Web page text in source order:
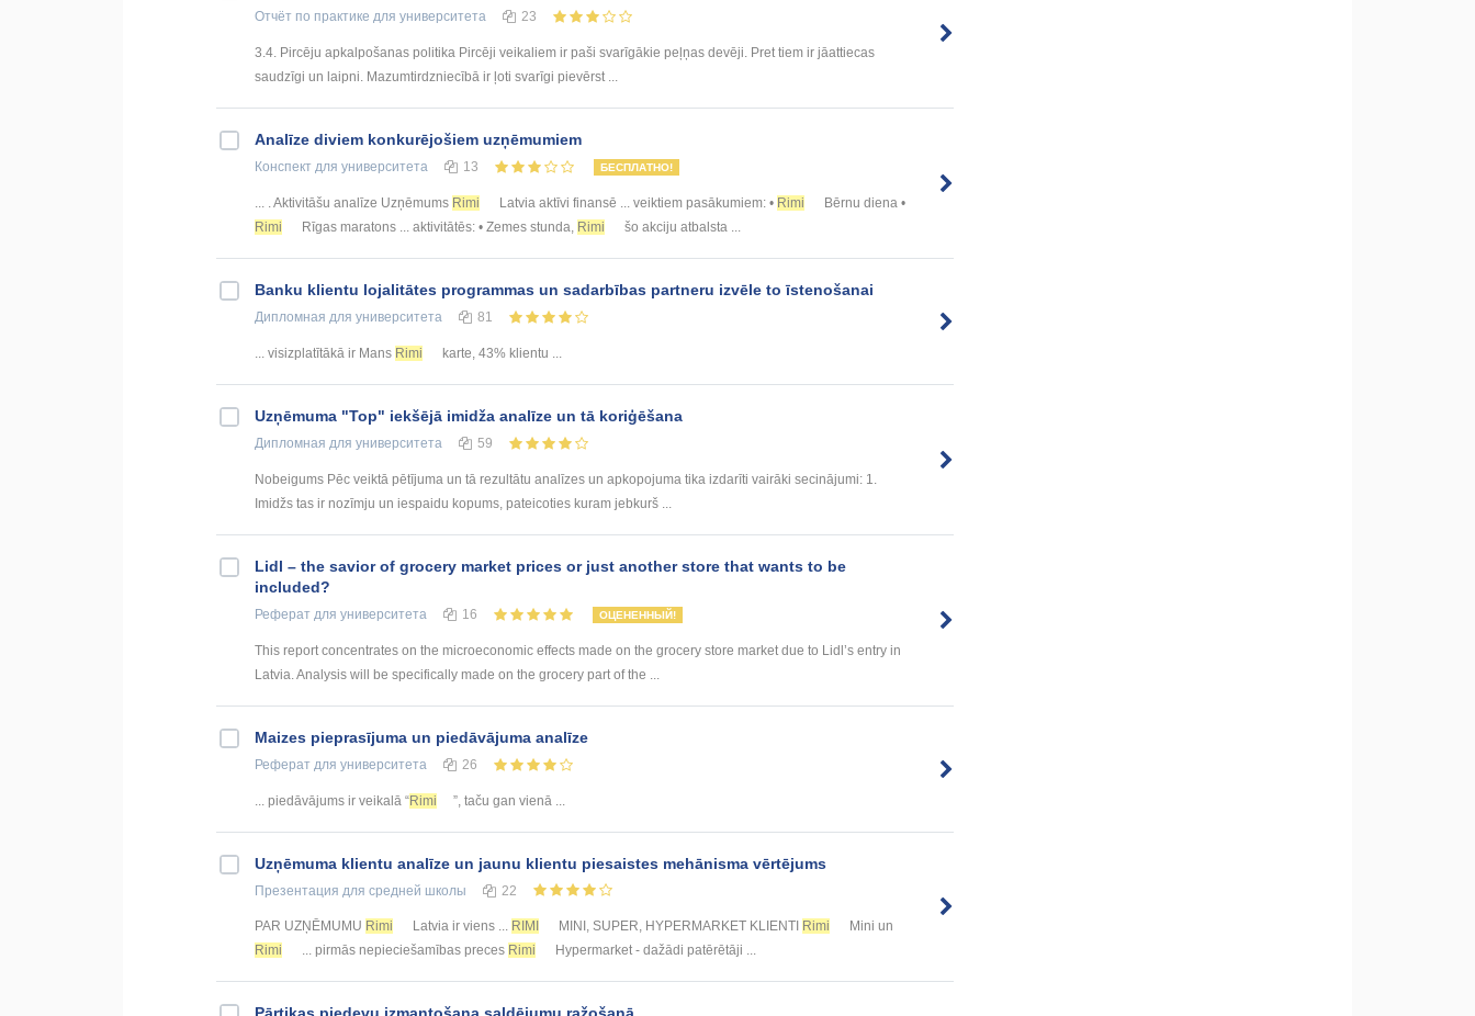
Отчёт по практике для университета 23
3.4. Pircēju apkalpošanas politika Pircēji veikaliem ir paši svarīgākie peļņas devēji. Pret tiem ir jāattiecas
saudzīgi un laipni. Mazumtirdzniecībā ir ļoti svarīgi pievērst ...
Analīze diviem konkurējošiem uzņēmumiem
Конспект для университета 13 БЕСПЛАТНО!
... . Aktivitāšu analīze Uzņēmums Rimi Latvia aktīvi finansē ... veiktiem pasākumiem: • Rimi
Bērnu diena •
Rimi
Rīgas maratons ... aktivitātēs: • Zemes stunda, Rimi šo akciju atbalsta ...
Banku klientu lojalitātes programmas un sadarbības partneru izvēle to īstenošanai
Дипломная для университета 81
... visizplatītākā ir Mans Rimi karte, 43% klientu ...
Uzņēmuma "Top" iekšējā imidža analīze un tā koriģēšana
Дипломная для университета 59
Nobeigums Pēc veiktā pētījuma un tā rezultātu analīzes un apkopojuma tika izdarīti vairāki secinājumi: 1.
Imidžs tas ir nozīmju un iespaidu kopums, pateicoties kuram jebkurš ...
Lidl – the savior of grocery market prices or just another store that wants to be
included?
Реферат для университета 16 ОЦЕНЕННЫЙ!
This report concentrates on the microeconomic effects made on the grocery store market due to Lidl’s entry in
Latvia. Analysis will be specifically made on the grocery part of the ...
Maizes pieprasījuma un piedāvājuma analīze
Реферат для университета 26
... piedāvājums ir veikalā “Rimi ”, taču gan vienā ...
Uzņēmuma klientu analīze un jaunu klientu piesaistes mehānisma vērtējums
Презентация для средней школы 22
PAR UZŅĒMUMU Rimi Latvia ir viens ... RIMI MINI, SUPER, HYPERMARKET KLIENTI Rimi
Mini un
Rimi
... pirmās nepieciešamības preces Rimi Hypermarket - dažādi patērētāji ...